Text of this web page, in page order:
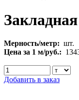
Мерность/метр: шт.
Цена за 1 м/руб.:
Добавить в заказ